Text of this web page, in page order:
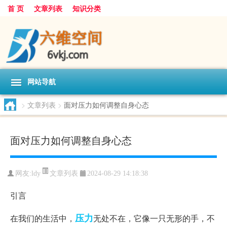
首 页 文章列表 知识分类
网站导航
> 文章列表 > 面对压力如何调整自身心态
面对压力如何调整自身心态
网友: ldy 文章列表 2024-08-29 14:18:38
引言
在我们的生活中， 压力无处不在，它像一只无形的手，不